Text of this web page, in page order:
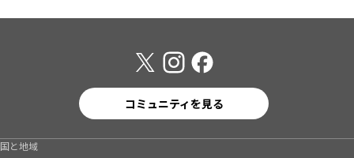
コミュニティを見る
国と地域